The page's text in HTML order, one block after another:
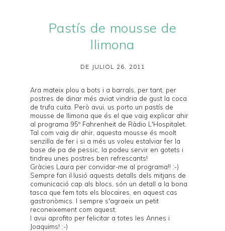
Pastís de mousse de
llimona
DE JULIOL 26, 2011
Ara mateix plou a bots i a barrals, per tant, per
postres de dinar més aviat vindria de gust la coca
de trufa cuita . Però avui, us porto un pastís de
mousse de llimona que és el que vaig explicar ahir
al programa 95º Fahrenheit de Ràdio L'Hospitalet
Tal com vaig dir ahir, aquesta mousse és moolt
senzilla de fer i si a més us voleu estalviar fer la
base de pa de pessic, la podeu servir en gotets i
tindreu unes postres ben refrescants!
Gràcies Laura per convidar-me al programa!! :-)
Sempre fan il·lusió aquests detalls dels mitjans de
comunicació cap als blocs, són un detall a la bona
tasca que fem tots els blocaires, en aquest cas
gastronòmics. I sempre s'agraeix un petit
reconeixement com aquest.
I avui aprofito per felicitar a totes les Annes i
Joaquims! :-)